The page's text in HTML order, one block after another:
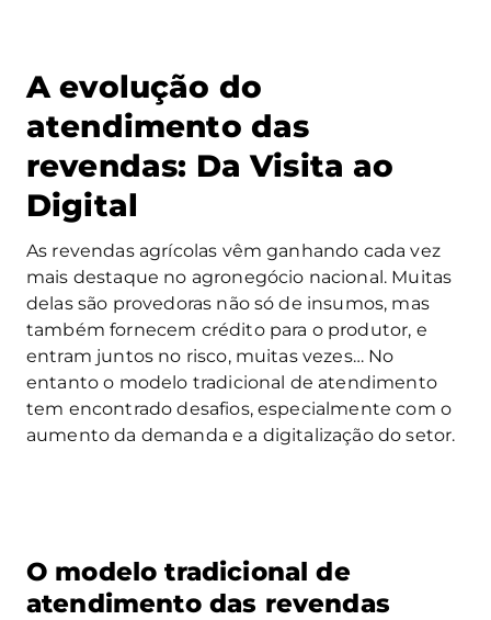
A evolução do
atendimento das
revendas: Da Visita ao
Digital
As revendas agrícolas vêm ganhando cada vez
mais destaque no agronegócio nacional. Muitas
delas são provedoras não só de insumos, mas
também fornecem crédito para o produtor, e
entram juntos no risco, muitas vezes… No
entanto o modelo tradicional de atendimento
tem encontrado desafios, especialmente com o
aumento da demanda e a digitalização do setor.
O modelo tradicional de
atendimento das revendas